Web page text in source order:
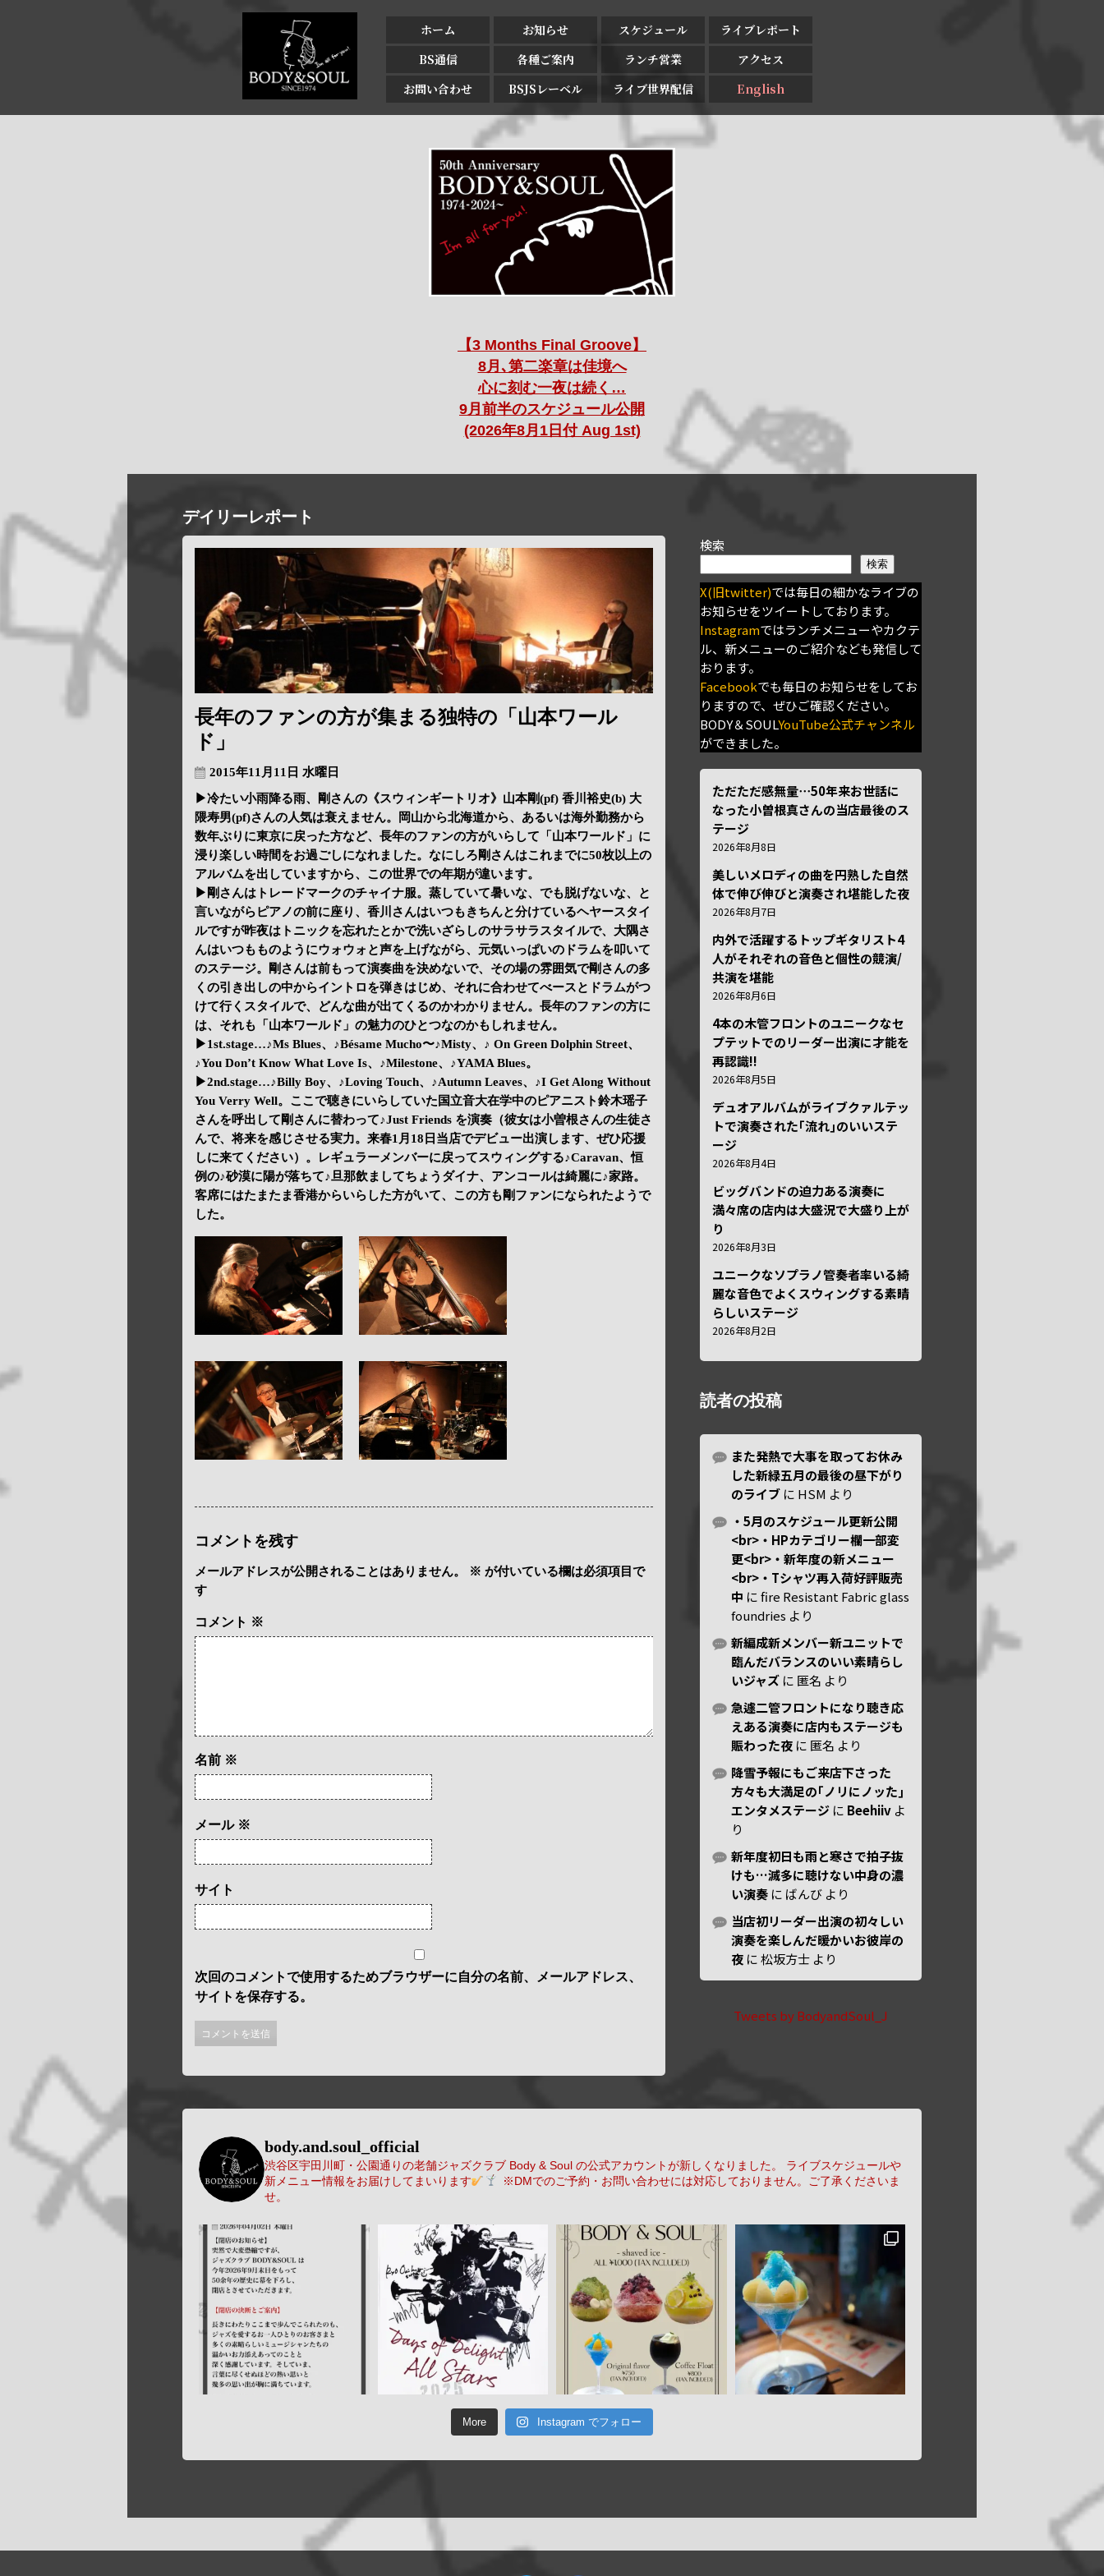
ホーム お知らせ スケジュール
ライブレポート
BS通信
各種ご案内 ランチ営業
アクセス
お問い合わせ
BSJSレーベル ライブ世界配信 English
【3 Months Final Groove】
8月､第二楽章は佳境へ
心に刻む一夜は続く…
9月前半のスケジュール公開
(2026年8月1日付 Aug 1st)
デイリーレポート
長年のファンの方が集まる独特の「山本ワール
ド」
2015年11月11日 水曜日
▶冷たい小雨降る雨、剛さんの《スウィンギートリオ》山本剛(pf) 香川裕史(b) 大
隈寿男(pf)さんの人気は衰えません。岡山から北海道から、あるいは海外勤務から
数年ぶりに東京に戻った方など、長年のファンの方がいらして「山本ワールド」に
浸り楽しい時間をお過ごしになれました。なにしろ剛さんはこれまでに50枚以上の
アルバムを出していますから、この世界での年期が違います。
▶剛さんはトレードマークのチャイナ服。蒸していて暑いな、でも脱げないな、と
言いながらピアノの前に座り、香川さんはいつもきちんと分けているヘヤースタイ
ルですが昨夜はトニックを忘れたとかで洗いざらしのサラサラスタイルで、大隅さ
んはいつもものようにウォウォと声を上げながら、元気いっぱいのドラムを叩いて
のステージ。剛さんは前もって演奏曲を決めないで、その場の雰囲気で剛さんの多
くの引き出しの中からイントロを弾きはじめ、それに合わせてべースとドラムがつ
けて行くスタイルで、どんな曲が出てくるのかわかりません。長年のファンの方に
は、それも「山本ワールド」の魅力のひとつなのかもしれません。
▶1st.stage…♪Ms Blues、♪Bésame Mucho〜♪Misty、♪ On Green Dolphin Street、
♪You Don’t Know What Love Is、♪Milestone、♪YAMA Blues。
▶2nd.stage…♪Billy Boy、♪Loving Touch、♪Autumn Leaves、♪I Get Along Without
You Verry Well。ここで聴きにいらしていた国立音大在学中のピアニスト鈴木瑶子
さんを呼出して剛さんに替わって♪Just Friends を演奏（彼女は小曽根さんの生徒さ
んで、将来を感じさせる実力。来春1月18日当店でデビュー出演します、ぜひ応援
しに来てください）。レギュラーメンバーに戻ってスウィングする♪Caravan、恒
例の♪砂漠に陽が落ちて♪旦那飲ましてちょうダイナ、アンコールは綺麗に♪家路。
客席にはたまたま香港からいらした方がいて、この方も剛ファンになられたようで
した。
コメントを残す
メールアドレスが公開されることはありません。 ※ が付いている欄は必須項目で
す
コメント ※
名前 ※
メール ※
サイト
次回のコメントで使用するためブラウザーに自分の名前、メールアドレス、
サイトを保存する。
検索
検索
X(旧twitter)では毎日の細かなライブの
お知らせをツイートしております。
Instagramではランチメニューやカクテ
ル、新メニューのご紹介なども発信して
おります。
Facebookでも毎日のお知らせをしてお
りますので、ぜひご確認ください。
BODY＆SOULYouTube公式チャンネル
ができました。
ただただ感無量⋯50年来お世話に
なった小曽根真さんの当店最後のス
テージ
2026年8月8日
美しいメロディの曲を円熟した自然
体で伸び伸びと演奏され堪能した夜
2026年8月7日
内外で活躍するトップギタリスト4
人がそれぞれの音色と個性の競演/
共演を堪能
2026年8月6日
4本の木管フロントのユニークなセ
プテットでのリーダー出演に才能を
再認識!!
2026年8月5日
デュオアルバムがライブクァルテッ
トで演奏された｢流れ｣のいいステ
ージ
2026年8月4日
ビッグバンドの迫力ある演奏に
満々席の店内は大盛況で大盛り上が
り
2026年8月3日
ユニークなソプラノ管奏者率いる綺
麗な音色でよくスウィングする素晴
らしいステージ
2026年8月2日
読者の投稿
また発熱で大事を取ってお休み
した新緑五月の最後の昼下がり
のライブ に HSM より
・5月のスケジュール更新公開
<br>・HPカテゴリー欄一部変
更<br>・新年度の新メニュー
<br>・Tシャツ再入荷好評販売
中 にfire Resistant Fabric glass
foundries より
新編成新メンバー新ユニットで
臨んだバランスのいい素晴らし
いジャズ に 匿名 より
急遽二管フロントになり聴き応
えある演奏に店内もステージも
賑わった夜 に 匿名 より
降雪予報にもご来店下さった
方々も大満足の｢ノリにノッた｣
エンタメステージ に Beehiiv よ
り
新年度初日も雨と寒さで拍子抜
けも…滅多に聴けない中身の濃
い演奏 に ばんび より
当店初リーダー出演の初々しい
演奏を楽しんだ暖かいお彼岸の
夜 に松坂方士 より
Tweets by BodyandSoul_J
body.and.soul_official
渋谷区宇田川町・公園通りの老舗ジャズクラブ Body & Soul の公式アカウントが新しくなりました。
ライブスケジュールや
新メニュー情報をお届けしてまいります
※DMでのご予約・お問い合わせには対応しておりません。ご了承くださいま
せ。
More Instagram でフォロー